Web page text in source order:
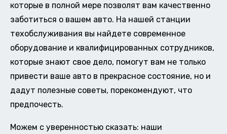
которые в полной мере позволят вам качественно
заботиться о вашем авто. На нашей станции
техобслуживания вы найдете современное
оборудование и квалифицированных сотрудников,
которые знают свое дело, помогут вам не только
привести ваше авто в прекрасное состояние, но и
дадут полезные советы, порекомендуют, что
предпочесть.
Можем с уверенностью сказать: наши